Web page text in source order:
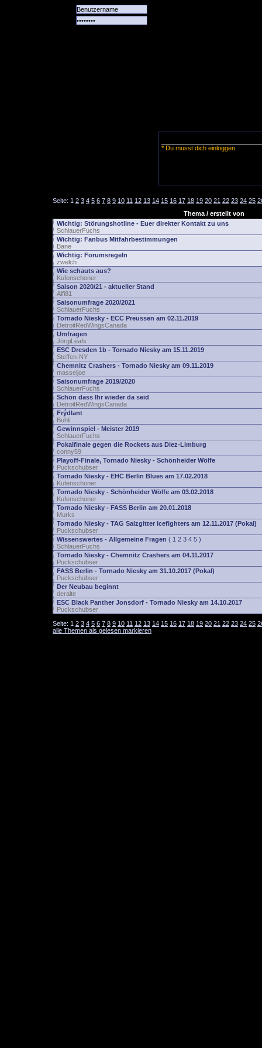
* Du musst dich einloggen.
Seite: 1 2 3 4 5 6 7 8 9 10 11 12 13 14 15 16 17 18 19 20 21 22 23 24 25
Thema / erstellt von
Wichtig: Störungshotline - Euer direkter Kontakt zu uns
SchlauerFuchs
Wichtig: Fanbus Mitfahrbestimmungen
Bane
Wichtig: Forumsregeln
zwelch
Wie schauts aus?
Kufenschoner
Saison 2020/21 - aktueller Stand
Alfi81
Saisonumfrage 2020/2021
SchlauerFuchs
Tornado Niesky - ECC Preussen am 02.11.2019
DetroitRedWingsCanada
Umfragen
JörgiLeafs
ESC Dresden 1b - Tornado Niesky am 15.11.2019
Steffen-NY
Chemnitz Crashers - Tornado Niesky am 09.11.2019
masseljoe
Saisonumfrage 2019/2020
SchlauerFuchs
Schön dass Ihr wieder da seid
DetroitRedWingsCanada
Frýdlant
Buhli
Gewinnspiel - Meister 2019
SchlauerFuchs
Pokalfinale gegen die Rockets aus Diez-Limburg
conny59
Playoff-Finale, Tornado Niesky - Schönheider Wölfe
Puckschubser
Tornado Niesky - EHC Berlin Blues am 17.02.2018
Kufenschoner
Tornado Niesky - Schönheider Wölfe am 03.02.2018
Kufenschoner
Tornado Niesky - FASS Berlin am 20.01.2018
Murks
Tornado Niesky - TAG Salzgitter Icefighters am 12.11.2017 (Pokal)
Puckschubser
Wissenswertes - Allgemeine Fragen ( 1 2 3 4 5 )
SchlauerFuchs
Tornado Niesky - Chemnitz Crashers am 04.11.2017
Puckschubser
FASS Berlin - Tornado Niesky am 31.10.2017 (Pokal)
Puckschubser
Der Neubau beginnt
deralte
ESC Black Panther Jonsdorf - Tornado Niesky am 14.10.2017
Puckschubser
Seite: 1 2 3 4 5 6 7 8 9 10 11 12 13 14 15 16 17 18 19 20 21 22 23 24 25
alle Themen als gelesen markieren